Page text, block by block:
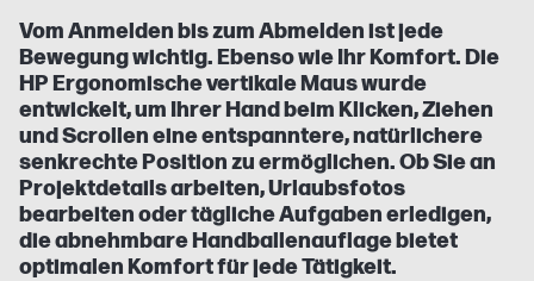
Vom Anmelden bis zum Abmelden ist jede
Bewegung wichtig. Ebenso wie Ihr Komfort. Die
HP Ergonomische vertikale Maus wurde
entwickelt, um Ihrer Hand beim Klicken, Ziehen
und Scrollen eine entspanntere, natürlichere
senkrechte Position zu ermöglichen. Ob Sie an
Projektdetails arbeiten, Urlaubsfotos
bearbeiten oder tägliche Aufgaben erledigen,
die abnehmbare Handballenauflage bietet
optimalen Komfort für jede Tätigkeit.